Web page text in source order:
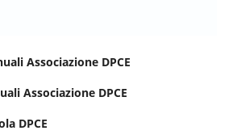
Associazione DPCE
Associazione DPCE
DPCE